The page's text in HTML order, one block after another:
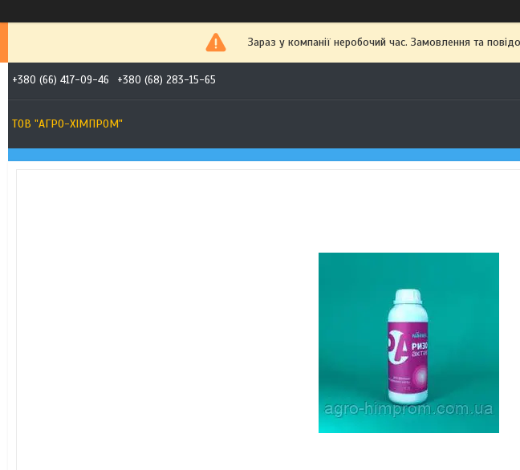
Зараз у компанії неробочий час. Замовлення та
+380 (66) 417-09-46 +380 (68) 283-15-65
ТОВ "АГРО-ХІМПРОМ"